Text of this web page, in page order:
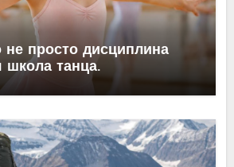
не просто дисциплина
школа танца.